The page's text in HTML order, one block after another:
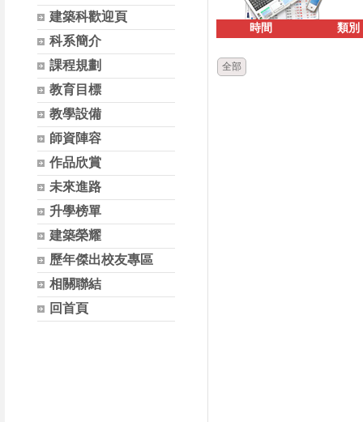
建築科歡迎頁
科系簡介
課程規劃
教育目標
教學設備
師資陣容
作品欣賞
未來進路
升學榜單
建築榮耀
歷年傑出校友專區
相關聯結
回首頁
時間 類別
全部